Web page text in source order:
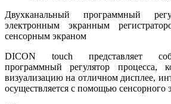
Двухканальный программный
электронным экранным
сенсорным экраном
DICON touch представляет
программный регулятор процесса,
визуализацию на отличном дисплее,
осуществляется с помощью сенсорного